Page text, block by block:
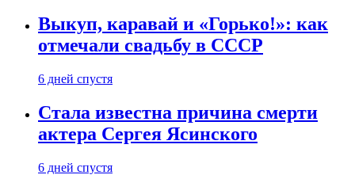
Выкуп, каравай и «Горько!»: как
отмечали свадьбу в СССР
6 дней спустя
Стала известна причина смерти
актера Сергея Ясинского
6 дней спустя